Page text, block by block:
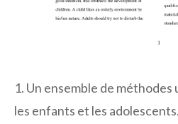
1. Un ensemble de
les enfants et les